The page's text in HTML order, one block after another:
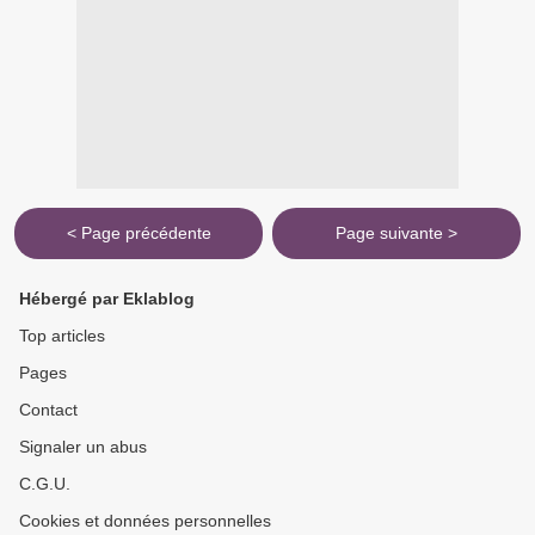
< Page précédente Page suivante >
Hébergé par Eklablog
Top articles
Pages
Contact
Signaler un abus
C.G.U.
Cookies et données personnelles